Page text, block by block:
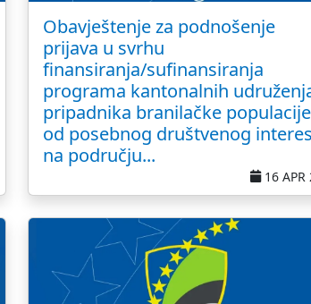
Obavještenje za podnošenje
prijava u svrhu
finansiranja/sufinansiranja
programa kantonalnih
pripadnika branilačke populacije
od posebnog društvenog
na području...
16 APR